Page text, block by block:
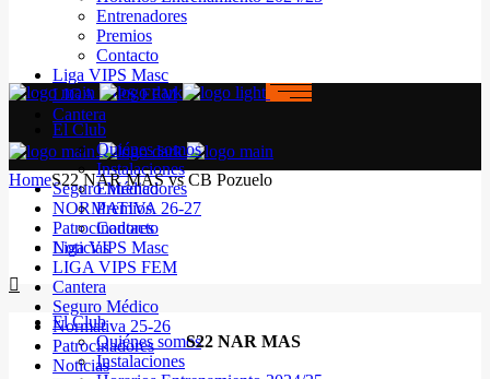
Entrenadores
Premios
Contacto
Liga VIPS Masc
LIGA VIPS FEM
Cantera
Seguro Médico
NORMATIVA 26-27
Patrocinadores
Noticias
El Club
Quiénes somos
Instalaciones
El Club
Quiénes somos
Instalaciones
Entrenadores
Premios
Contacto
Liga VIPS Masc
LIGA VIPS FEM
Cantera
Seguro Médico
Normativa 25-26
Patrocinadores
Noticias
HomeS22 NAR MAS vs CB Pozuelo
S22 NAR MAS